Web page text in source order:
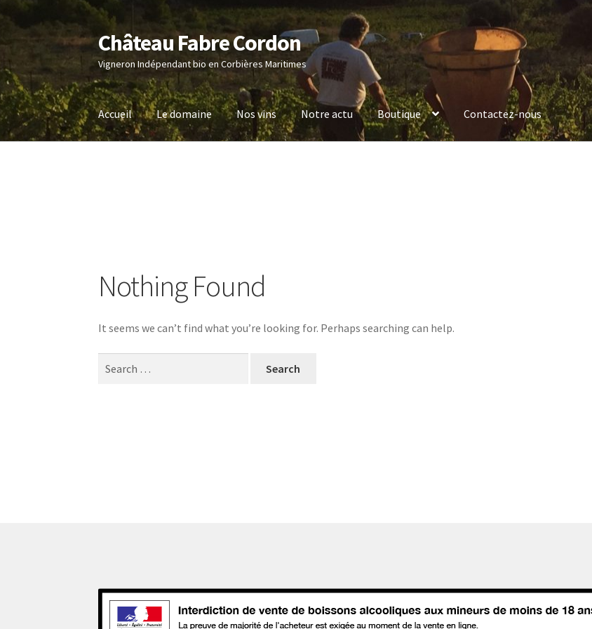
Skip
to
navigation
Skip
to
content
Château Fabre Cordon
Vigneron Indépendant bio en Corbières Maritimes
Accueil Le domaine Nos vins Notre actu Boutique Contactez-nous
Nothing Found
It seems we can’t find what you’re looking for. Perhaps searching can help.